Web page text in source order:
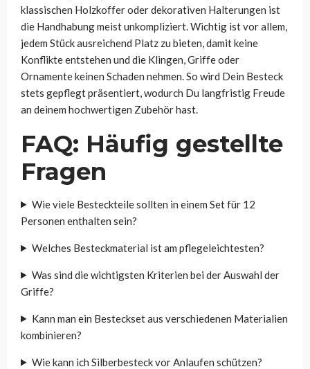
klassischen Holzkoffer oder dekorativen Halterungen ist
die Handhabung meist unkompliziert. Wichtig ist vor allem,
jedem Stück ausreichend Platz zu bieten, damit keine
Konflikte entstehen und die Klingen, Griffe oder
Ornamente keinen Schaden nehmen. So wird Dein Besteck
stets gepflegt präsentiert, wodurch Du langfristig Freude
an deinem hochwertigen Zubehör hast.
FAQ: Häufig gestellte
Fragen
Wie viele Besteckteile sollten in einem Set für 12
Personen enthalten sein?
Welches Besteckmaterial ist am pflegeleichtesten?
Was sind die wichtigsten Kriterien bei der Auswahl der
Griffe?
Kann man ein Besteckset aus verschiedenen Materialien
kombinieren?
Wie kann ich Silberbesteck vor Anlaufen schützen?